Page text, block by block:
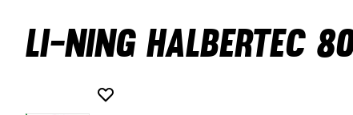
Li-Ning Halbertec